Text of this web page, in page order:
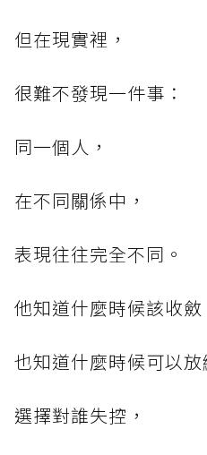
但在現實裡，
很難不發現一件事：
同一個人，
在不同關係中，
表現往往完全不同。
他知道什麼時候該收斂
也知道什麼時候可以放
選擇對誰失控，